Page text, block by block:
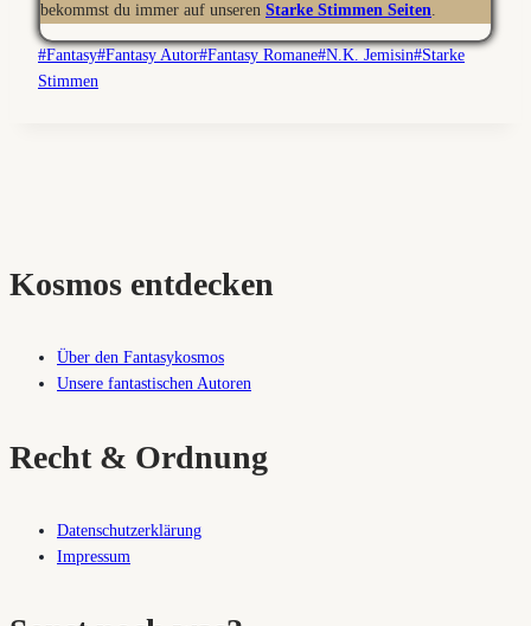
bekommst du immer auf unseren Starke Stimmen Seiten.
Schlagworte:
#Fantasy#Fantasy Autor#Fantasy Romane#N.K. Jemisin#Starke
Stimmen
Kosmos entdecken
Über den Fantasykosmos
Unsere fantastischen Autoren
Recht & Ordnung
Datenschutzerklärung
Impressum